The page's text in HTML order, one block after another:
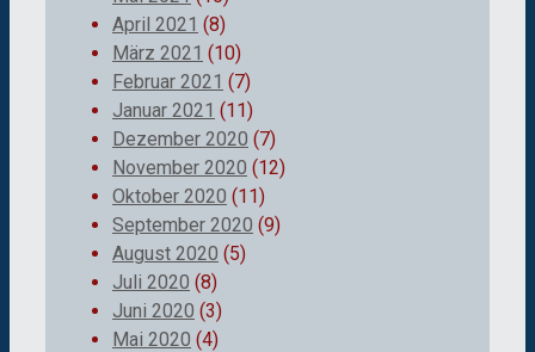
April 2021 (8)
März 2021 (10)
Februar 2021 (7)
Januar 2021 (11)
Dezember 2020 (7)
November 2020 (12)
Oktober 2020 (11)
September 2020 (9)
August 2020 (5)
Juli 2020 (8)
Juni 2020 (3)
Mai 2020 (4)